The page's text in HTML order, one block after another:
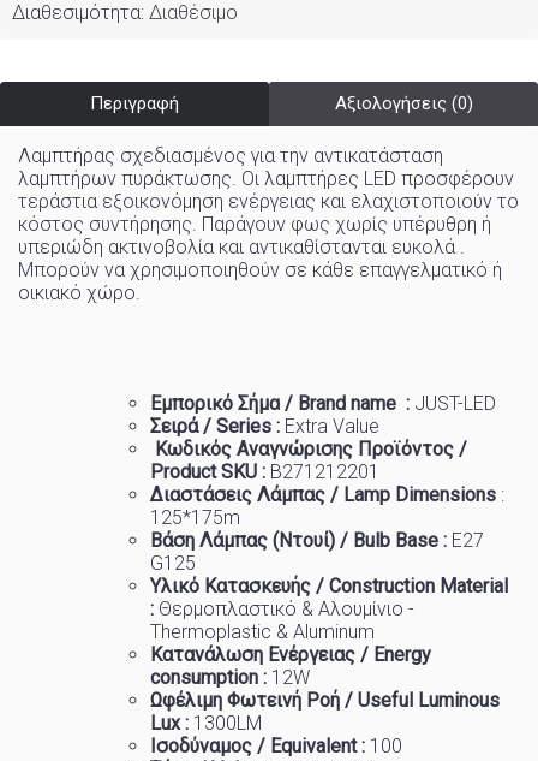
Διαθεσιμότητα: Διαθέσιμο
Περιγραφή Αξιολογήσεις (0)
Λαμπτήρας σχεδιασμένος για την αντικατάσταση
λαμπτήρων πυράκτωσης. Οι λαμπτήρες LED προσφέρουν
τεράστια εξοικονόμηση ενέργειας και ελαχιστοποιούν το
κόστος συντήρησης. Παράγουν φως χωρίς υπέρυθρη ή
υπεριώδη ακτινοβολία και αντικαθίστανται ευκολά .
Μπορούν να χρησιμοποιηθούν σε κάθε επαγγελματικό ή
οικιακό χώρo.
Εμπορικό Σήμα / Brand name : JUST-LED
Σειρά / Series : Extra Value
Κωδικός Αναγνώρισης Προϊόντος /
Product SKU : B271212201
Διαστάσεις Λάμπας / Lamp Dimensions :
125*175m
Βάση Λάμπας (Ντουί) / Bulb Base : Ε27
G125
Υλικό Κατασκευής / Construction Material
: Θερμοπλαστικό & Αλουμίνιο -
Thermoplastic & Aluminum
Κατανάλωση Ενέργειας / Energy
consumption : 12W
Ωφέλιμη Φωτεινή Ροή / Useful Luminous
Lux : 1300LM
Ισοδύναμος / Equivalent : 100